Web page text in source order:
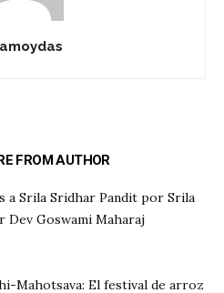
FROM AUTHOR
a Srila Sridhar Pandit por Srila
Dev Goswami Maharaj
Mahotsava: El festival de arroz